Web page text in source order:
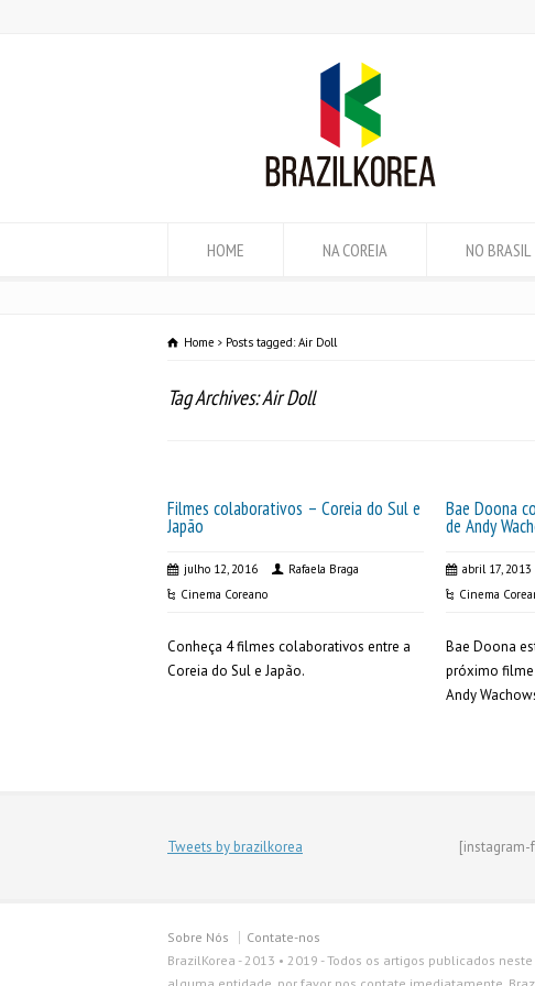
HOME NA COREIA NO BRASIL
Home Posts tagged: Air Doll
Tag Archives: Air Doll
Filmes colaborativos – Coreia do Sul e
Japão
julho 12, 2016
Rafaela Braga
Cinema Coreano
Conheça 4 filmes colaborativos entre a
Coreia do Sul e Japão.
Bae Doona
de Andy
abril 17, 2013
Cinema
Bae Doona
próximo filme
Andy
Tweets by brazilkorea [instagram-
Sobre Nós
Contate-nos
BrazilKorea - 2013 • 2019 - Todos os artigos publicados